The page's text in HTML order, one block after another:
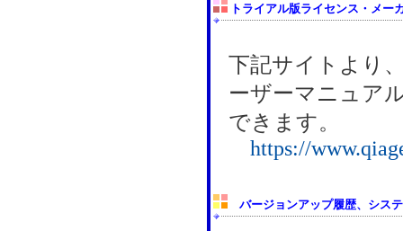
トライアル版ライセンス・メー
下記サイトより
ーザーマニュア
できます。
https://
バージョンアップ履歴、シス